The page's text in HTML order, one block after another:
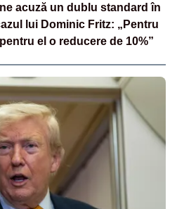
acuză un dublu standard în
lui Dominic Fritz: „Pentru
el o reducere de 10%”